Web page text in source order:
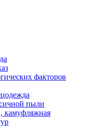
факторов
пыли
камуфляжная